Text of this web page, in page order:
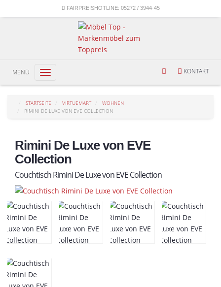
FAIRPREISHOTLINE: 05272 / 3944-45
Toggle
navigation
MENÜ KONTAKT
STARTSEITE VIRTUEMART
WOHNEN
RIMINI DE LUXE VON EVE COLLECTION
Rimini De Luxe von EVE
Collection
Couchtisch Rimini De Luxe von EVE Collection